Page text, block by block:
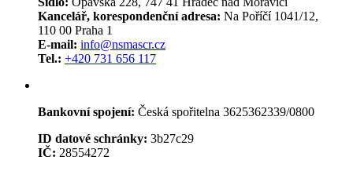
Kancelář, korespondenční adresa: Na Poříčí 1041/12,
110 00 Praha 1
E-mail: info@nsmascr.cz
Tel.: +420 731 656 117
Bankovní spojení: Česká spořitelna 3625362339/0800
ID datové schránky: 3b27c29
IČ: 28554272